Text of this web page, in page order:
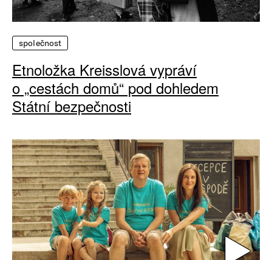
společnost
Etnoložka Kreisslová vypráví
o „cestách domů“ pod dohledem
Státní bezpečnosti